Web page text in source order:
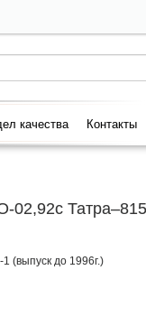
качества Контакты
(выпуск до 1996г.)